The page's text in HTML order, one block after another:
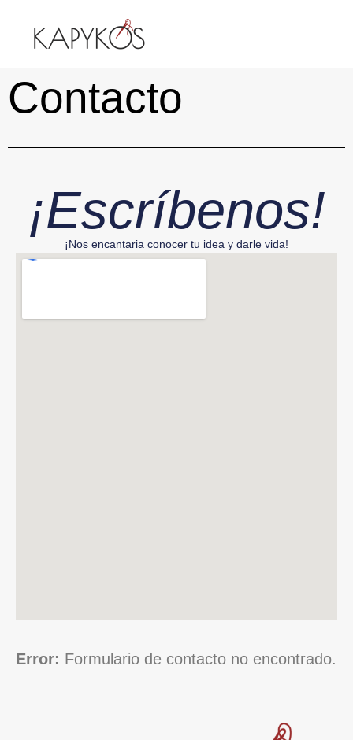
Contacto
¡Escríbenos!
¡Nos encantaria conocer tu idea y darle vida!
Error: Formulario de contacto no encontrado.